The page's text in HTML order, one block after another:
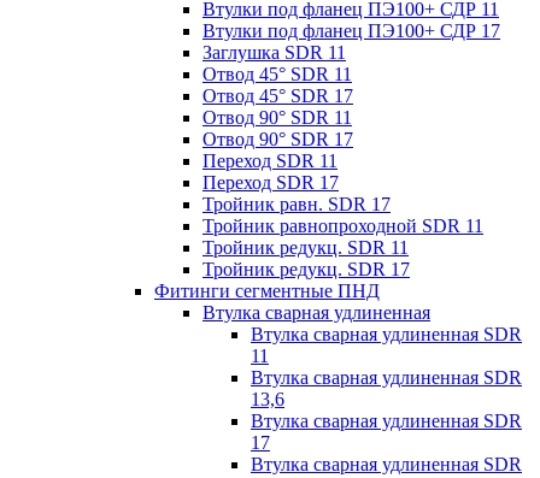
Втулки под фланец ПЭ100+ СДР 11
Втулки под фланец ПЭ100+ СДР 17
Заглушка SDR 11
Отвод 45° SDR 11
Отвод 45° SDR 17
Отвод 90° SDR 11
Отвод 90° SDR 17
Переход SDR 11
Переход SDR 17
Тройник равн. SDR 17
Тройник равнопроходной SDR 11
Тройник редукц. SDR 11
Тройник редукц. SDR 17
Фитинги сегментные ПНД
Втулка сварная удлиненная
Втулка сварная удлиненная SDR
11
Втулка сварная удлиненная SDR
13,6
Втулка сварная удлиненная SDR
17
Втулка сварная удлиненная SDR